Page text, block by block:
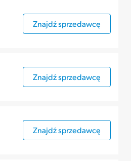
Znajdź sprzedawcę
Znajdź sprzedawcę
Znajdź sprzedawcę